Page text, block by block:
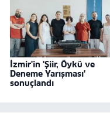
İzmir'in 'Şiir, Öykü ve
Deneme Yarışması'
sonuçlandı